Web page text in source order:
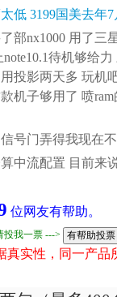
低 3199国美去年
部nx1000 用了三
待机够给
投影两天多 玩机
机子够用了 喷
号门弄得我现在
中流配置 目前来
位网友有帮助。
投我一票 --->
真实性，同一产